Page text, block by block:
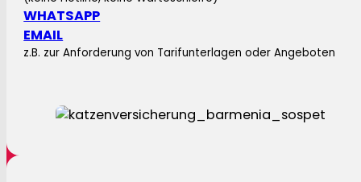
WHATSAPP
EMAIL
z.B. zur Anforderung von Tarifunterlagen oder Angeboten